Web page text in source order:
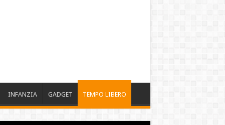
INFANZIA GADGET TEMPO LIBERO